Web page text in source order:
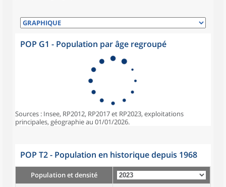
POP G1 - Population par âge regroupé
Sources : Insee, RP2012, RP2017 et RP2023, exploitations
principales, géographie au 01/01/2026.
POP T2 - Population en historique depuis 1968
Population et densité